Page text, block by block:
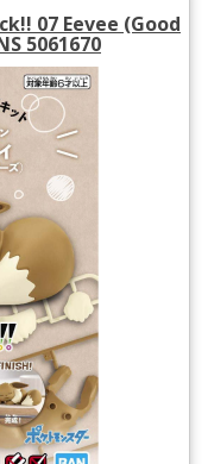
07 Eevee (Good
5061670